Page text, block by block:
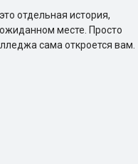
отдельная история,
месте. Просто
сама откроется вам.